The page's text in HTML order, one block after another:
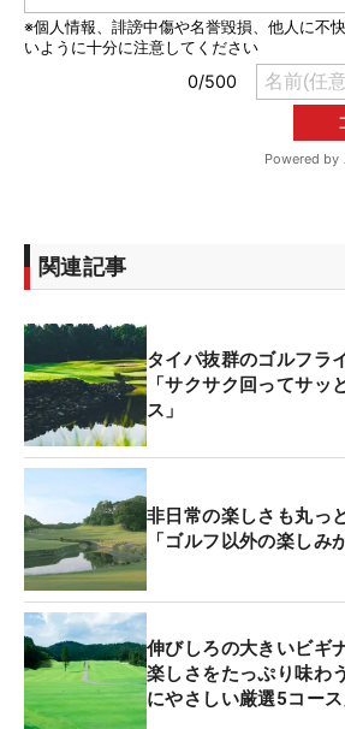
関連記事
タイパ抜群のゴルフラ
「サクサク回ってサッ
ス」
非日常の楽しさも丸っ
「ゴルフ以外の楽しみ
伸びしろの大きいビギ
楽しさをたっぷり味わ
にやさしい厳選5コース